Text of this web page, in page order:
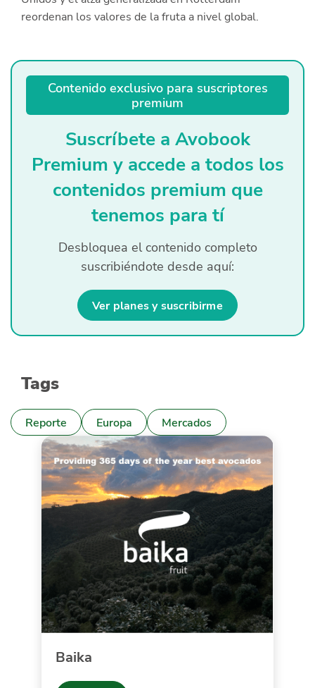
Quiénes Somos
Mercados
Español
reordenan los valores de la fruta a nivel global.
Contenido exclusivo para suscriptores
premium
Suscríbete a Avobook
Premium y accede a todos los
contenidos premium que
tenemos para tí
Desbloquea el contenido completo
suscribiéndote desde aquí:
Ver planes y suscribirme
Tags
Reporte Europa Mercados
Baika